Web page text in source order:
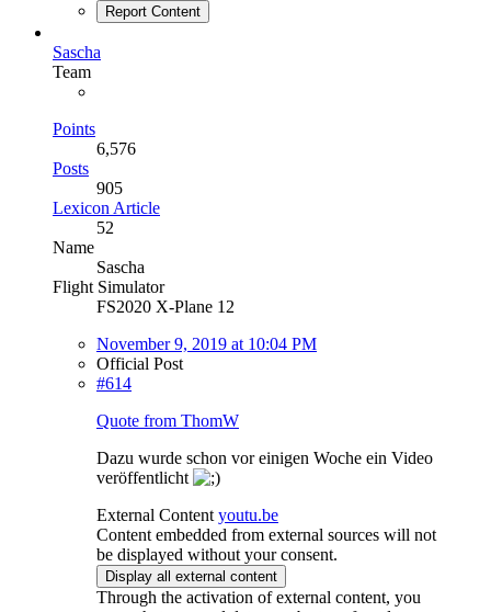
Report Content
Sascha
Team
Points
6,576
Posts
905
Lexicon Article
52
Name
Sascha
Flight Simulator
FS2020 X-Plane 12
November 9, 2019 at 10:04 PM
Official Post
#614
Quote from ThomW
Dazu wurde schon vor einigen Woche ein Video
veröffentlicht
External Content youtu.be
Content embedded from external sources will not
be displayed without your consent.
Display all external content
Through the activation of external content, you